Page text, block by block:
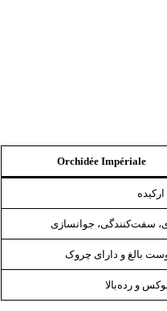
Orchidée Impériale
سفت‌کنندگی، جوانسازی
و رده‌بالا